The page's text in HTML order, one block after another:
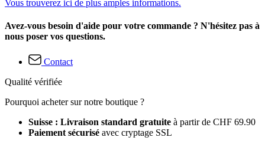
Vous trouverez ici de plus amples informations.
Avez-vous besoin d'aide pour votre commande ? N'hésitez pas à
nous poser vos questions.
Contact
Qualité vérifiée
Pourquoi acheter sur notre boutique ?
Suisse : Livraison standard gratuite à partir de CHF 69.90
Paiement sécurisé avec cryptage SSL